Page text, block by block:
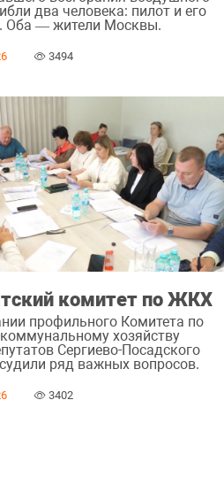
два человека: пилот и его
Оба — жители Москвы.
3494
комитет по ЖКХ
профильного Комитета по
хозяйству
Сергиево-Посадского
ряд важных вопросов.
3402